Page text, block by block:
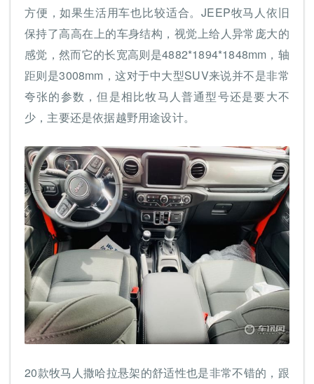
方便，如果生活用车也比较适合。JEEP牧马人依旧
保持了高高在上的车身结构，视觉上给人异常庞大的
感觉，然而它的长宽高则是4882*1894*1848mm，轴
距则是3008mm，这对于中大型SUV来说并不是非常
夸张的参数，但是相比牧马人普通型号还是要大不
少，主要还是依据越野用途设计。
20款牧马人撒哈拉悬架的舒适性也是非常不错的，跟